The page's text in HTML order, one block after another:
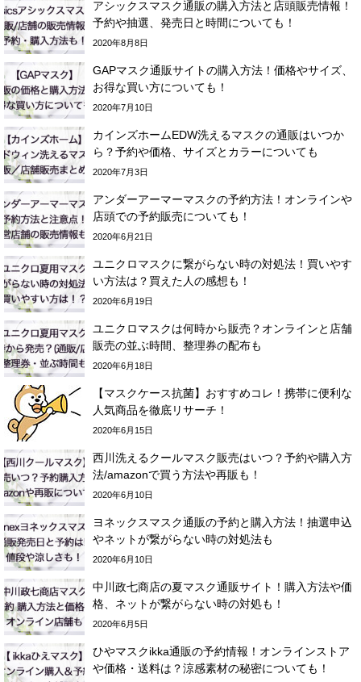
アシックスマスク通販の購入方法と店頭販売情報！
予約や抽選、発売日と時間についても！
2020年8月8日
GAPマスク通販サイトの購入方法！価格やサイズ、
お得な買い方についても！
2020年7月10日
カインズホームEDW洗えるマスクの通販はいつか
ら？予約や価格、サイズとカラーについても
2020年7月3日
アンダーアーマーマスクの予約方法！オンラインや
店頭での予約販売についても！
2020年6月21日
ユニクロマスクに繋がらない時の対処法！買いやす
い方法は？買えた人の感想も！
2020年6月19日
ユニクロマスクは何時から販売？オンラインと店舗
販売の並ぶ時間、整理券の配布も
2020年6月18日
【マスクケース抗菌】おすすめコレ！携帯に便利な
人気商品を徹底リサーチ！
2020年6月15日
西川洗えるクールマスク販売はいつ？予約や購入方
法/amazonで買う方法や再販も！
2020年6月10日
ヨネックスマスク通販の予約と購入方法！抽選申込
やネットが繋がらない時の対処法も
2020年6月10日
中川政七商店の夏マスク通販サイト！購入方法や価
格、ネットが繋がらない時の対処も！
2020年6月5日
ひやマスクikka通販の予約情報！オンラインストア
や価格・送料は？涼感素材の秘密についても！